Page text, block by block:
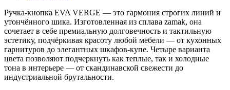
Ручка-кнопка EVA VERGE — это гармония строгих линий и
утончённого шика. Изготовленная из сплава zamak, она
сочетает в себе премиальную долговечность и тактильную
эстетику, подчёркивая красоту любой мебели — от кухонных
гарнитуров до элегантных шкафов-купе. Четыре варианта
цвета позволяют подчеркнуть как теплые, так и холодные
тона в интерьере — от скандинавской свежести до
индустриальной брутальности.